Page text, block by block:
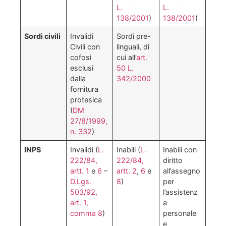
L.
138/2001)
L.
138/2001)
Sordi civili
Invalidi
Civili con
cofosi
esclusi
dalla
fornitura
protesica
(DM
27/8/1999,
n. 332)
Sordi pre-
linguali, di
cui all’art.
50 L.
342/2000
INPS Invalidi (L.
222/84,
artt. 1 e 6 –
D.Lgs.
503/92,
art. 1,
comma 8)
Inabili (L.
222/84,
artt. 2, 6 e
8)
Inabili con
diritto
all’assegno
per
l’assistenz
a
personale
e